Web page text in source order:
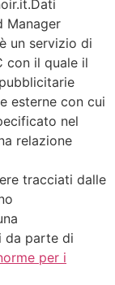
Manager
un servizio di
con il quale il
esterne con cui
nel
relazione
tracciati dalle
da parte di
per i